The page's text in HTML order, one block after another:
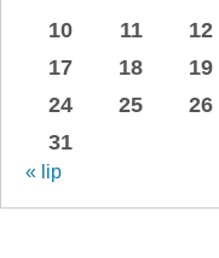
10
11 12
17
18 19
24
25 26
31
« lip